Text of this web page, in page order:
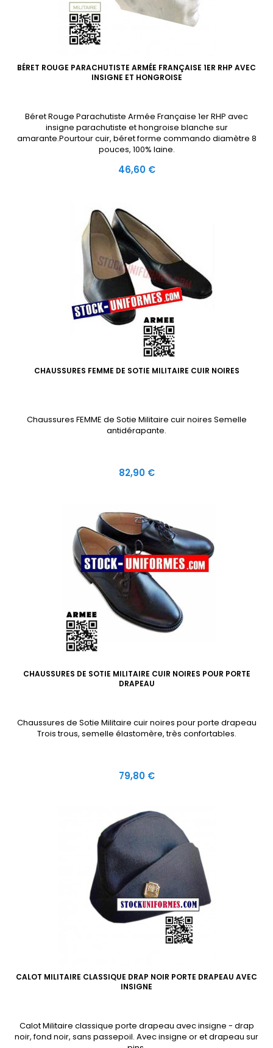
BÉRET ROUGE PARACHUTISTE ARMÉE FRANÇAISE 1ER RHP AVEC
INSIGNE ET HONGROISE
Béret Rouge Parachutiste Armée Française 1er RHP avec
insigne parachutiste et hongroise blanche sur
amarante.Pourtour cuir, béret forme commando diamètre 8
pouces, 100% laine.
Prix
46,60 €
CHAUSSURES FEMME DE SOTIE MILITAIRE CUIR NOIRES
Chaussures FEMME de Sotie Militaire cuir noires Semelle
antidérapante.
Prix
82,90 €
CHAUSSURES DE SOTIE MILITAIRE CUIR NOIRES POUR PORTE
DRAPEAU
Chaussures de Sotie Militaire cuir noires pour porte drapeau
Trois trous, semelle élastomère, très confortables.
Prix
79,80 €
CALOT MILITAIRE CLASSIQUE DRAP NOIR PORTE DRAPEAU AVEC
INSIGNE
Calot Militaire classique porte drapeau avec insigne - drap
noir, fond noir, sans passepoil. Avec insigne or et drapeau sur